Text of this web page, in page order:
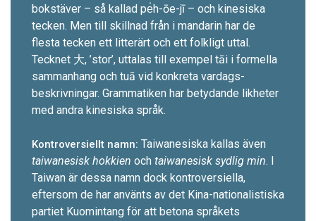
bokstäver – så ­kallad pe̍h-ōe-jī – och kinesiska
tecken. Men till skillnad från i mandarin har de
flesta tecken ett litterärt och ett folkligt uttal.
Tecknet 大, ’stor’, uttalas till exempel tāi i formella
sammanhang och tuā vid konkreta vardags­
beskrivningar. Grammatiken har betydande likheter
med andra kinesiska språk.
Kontroversiellt namn: Taiwanesiska kallas även
taiwanesisk hokkien och taiwanesisk sydlig min. I
Taiwan är dessa namn dock kontrover­siella,
eftersom de har använts av det Kina-nationalistiska
partiet Kuomintang för att betona språkets